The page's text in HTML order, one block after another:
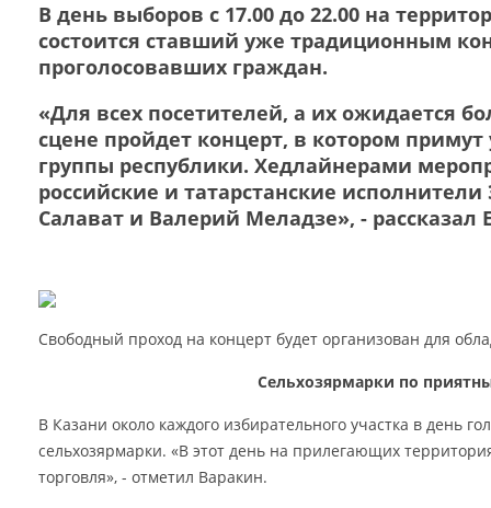
В день выборов с 17.00 до 22.00 на
состоится ставший уже традиционным
проголосовавших граждан.
«Для всех посетителей, а их ожидается
сцене пройдет концерт, в котором
группы республики. Хедлайнерами
российские и татарстанские
Салават и Валерий Меладзе», - рассказал
Свободный проход на концерт будет организован для
Сельхозярмарки по
В Казани около каждого избирательного участка в день
сельхозярмарки. «В этот день на прилегающих
торговля», - отметил Варакин.